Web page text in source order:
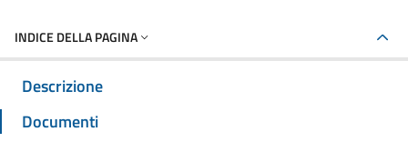
INDICE DELLA PAGINA
Descrizione
Documenti